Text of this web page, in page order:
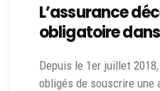
L’assurance
obligatoire
Depuis le 1er juillet
obligés de souscrire une